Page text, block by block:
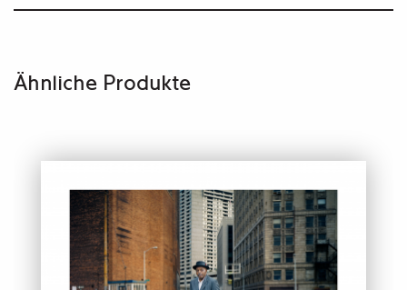
Ähnliche Produkte